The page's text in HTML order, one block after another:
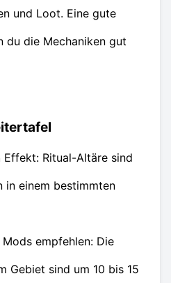
und Loot. Eine gute
du die Mechaniken gut
Effekt: Ritual-Altäre sind
in einem bestimmten
empfehlen: Die
Gebiet sind um 10 bis 15